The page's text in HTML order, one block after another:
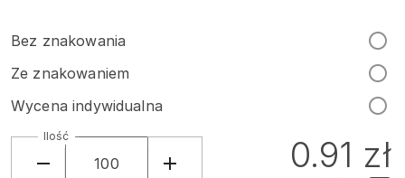
Bez znakowania
Ze znakowaniem
Wycena indywidualna
Ilość 0.91 zł